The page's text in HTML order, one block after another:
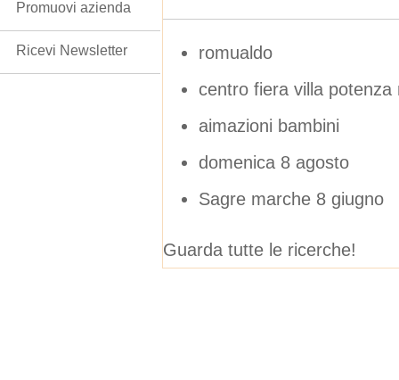
romualdo
centro fiera villa
aimazioni bambini
domenica 8 agosto
Sagre marche 8 giugno
Guarda tutte le ricerche!
Promuovi azienda
Ricevi Newsletter